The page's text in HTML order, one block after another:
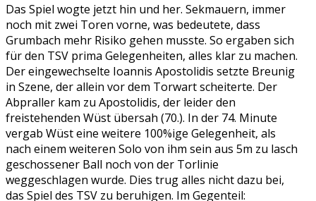
Das Spiel wogte jetzt hin und her. Sekmauern, immer
noch mit zwei Toren vorne, was bedeutete, dass
Grumbach mehr Risiko gehen musste. So ergaben sich
für den TSV prima Gelegenheiten, alles klar zu machen.
Der eingewechselte Ioannis Apostolidis setzte Breunig
in Szene, der allein vor dem Torwart scheiterte. Der
Abpraller kam zu Apostolidis, der leider den
freistehenden Wüst übersah (70.). In der 74. Minute
vergab Wüst eine weitere 100%ige Gelegenheit, als
nach einem weiteren Solo von ihm sein aus 5m zu lasch
geschossener Ball noch von der Torlinie
weggeschlagen wurde. Dies trug alles nicht dazu bei,
das Spiel des TSV zu beruhigen. Im Gegenteil: